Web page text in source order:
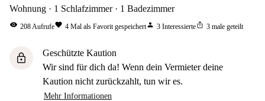
Wohnung 1 Schlafzimmer 1 Badezimmer
visibility 208Aufrufefavorite 4 Mal als Favorit gespeichertperson 3 Interessierteios_share 3 male geteilt
lock
Geschützte Kaution
Wir sind für dich da! Wenn dein Vermieter deine
Kaution nicht zurückzahlt, tun wir es.
Mehr Informationen